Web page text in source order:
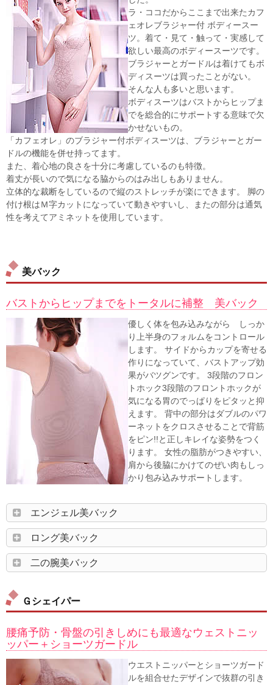
ラ・ココだからここまで出来たカフ
ェオレブラジャー付 ボディースー
ツ。着て・見て・触って・実感して
欲しい最高のボディースーツです。
ブラジャーとガードルは着けてもボ
ディスーツは買ったことがない。
そんな人も多いと思います。
ボディスーツはバストからヒップま
でを総合的にサポートする意味で欠
かせないもの。
「カフェオレ」のブラジャー付ボディスーツは、ブラジャーとガー
ドルの機能を併せ持ってます。
また、着心地の良さを十分に考慮しているのも特徴。
着丈が長いので気になる脇からのはみ出しもありません。
立体的な裁断をしているので縦のストレッチが楽にできます。 脚の
付け根はＭ字カットになっていて動きやすいし、またの部分は通気
性を考えてアミネットを使用しています。
美バック
バストからヒップまでをトータルに補整 美バック
優しく体を包み込みながら しっか
り上半身のフォルムをコントロール
します。 サイドからカップを寄せる
作りになっていて、バストアップ効
果がバツグンです。 3段階のフロン
トホック3段階のフロントホックが
気になる胃のでっぱりをピタッと抑
えます。 背中の部分はダブルのパワ
ーネットをクロスさせることで背筋
をピン!!と正しキレイな姿勢をつく
ります。 女性の脂肪がつきやすい、
肩から後脇にかけてのぜい肉もしっ
かり包み込みサポートします。
エンジェル美バック
ロング美バック
二の腕美バック
Ｇシェイパー
腰痛予防・骨盤の引きしめにも最適なウェストニッ
ッパー＋ショーツガードル
ウエストニッパーとショーツガード
ルを組合せたデザインで抜群の引き